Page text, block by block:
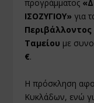
προγράμματος
ΙΣΟΖΥΓΙΟΥ» για
Περιβάλλοντος
Ταμείου με
€.
Η πρόσκληση
Κυκλάδων, ενώ